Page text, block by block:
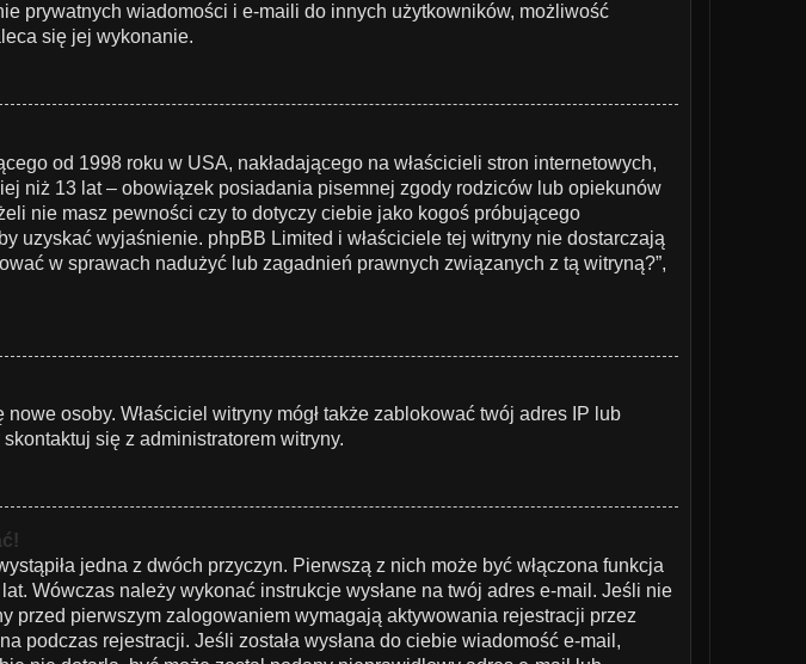
prywatnych wiadomości i e-maili do innych użytkowników, możliwość
się jej wykonanie.
od 1998 roku w USA, nakładającego na właścicieli stron internetowych,
niż 13 lat – obowiązek posiadania pisemnej zgody rodziców lub opiekunów
nie masz pewności czy to dotyczy ciebie jako kogoś próbującego
uzyskać wyjaśnienie. phpBB Limited i właściciele tej witryny nie dostarczają
w sprawach nadużyć lub zagadnień prawnych związanych z tą witryną?”,
osoby. Właściciel witryny mógł także zablokować twój adres IP lub
się z administratorem witryny.
jedna z dwóch przyczyn. Pierwszą z nich może być włączona funkcja
Wówczas należy wykonać instrukcje wysłane na twój adres e-mail. Jeśli nie
przed pierwszym zalogowaniem wymagają aktywowania rejestracji przez
podczas rejestracji. Jeśli została wysłana do ciebie wiadomość e-mail,